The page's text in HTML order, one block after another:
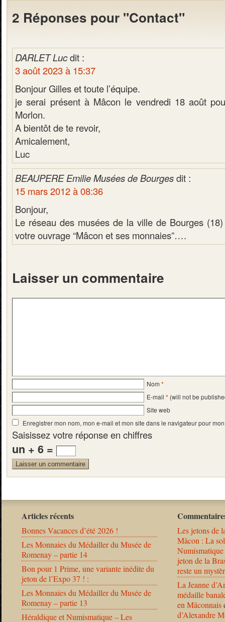
2 Réponses pour "Contact"
DARLET Lucdit :
3 août 2023 à 15:37
Bonjour Gilles et toute l’équipe.
je serai présent à Mâcon le vendredi 18 août
Morlon.
A bientôt de te revoir,
Amicalement,
Luc
BEAUPERE Emilie Musées de Bourgesdit :
15 mars 2012 à 08:36
Bonjour,
Le réseau des musées de la ville de Bourges
votre ouvrage “Mâcon et ses monnaies”….
Laisser un commentaire
Nom *
E-mail * (will not be
Site web
Enregistrer mon nom, mon e-mail et mon site dans le navigateur pour
Saisissez votre réponse en chiffres
un + 6 =
Articles récents
Bonnes Vacances d’été 2026 !
Les Monnaies du Médailler du Musée de
Romenay – partie 14
Bon pour 1 Prime, une variante inédite du
jeton de l’Expo 37 ! :
Les Monnaies du Médailler du Musée de
Romenay – partie 13
Héraldique et Numismatique – Les
Les jetons de
Mâcon : La
jeton de la
reste un
La Jeanne
médaille
en Mâconnais
d’Alexandre